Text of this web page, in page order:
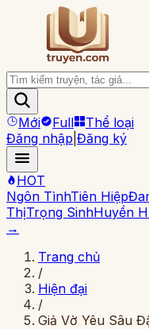
Mới Full
Thể loại
Đăng nhập Đăng ký
HOT
Ngôn TìnhTiên Hiệp
ThịTrọng SinhHuyền
→
Trang chủ
/
Hiện đại
/
Giả Vờ Yêu Sâu